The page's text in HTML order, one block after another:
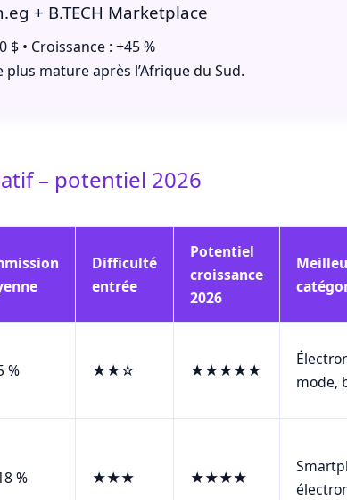
+ B.TECH Marketplace
$ • Croissance : +45 %
plus mature après l’Afrique du Sud.
– potentiel 2026
Difficulté
entrée
Potentiel
croissance
2026
% ★★☆ ★★★★★
mode,
% ★★★ ★★★★